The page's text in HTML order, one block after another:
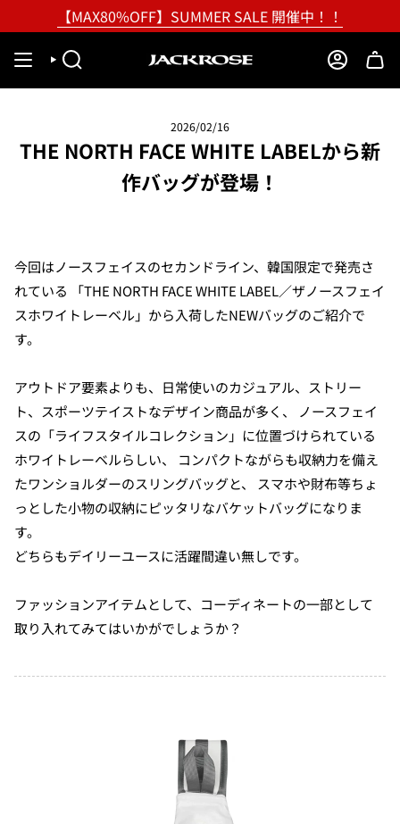
【MAX80%OFF】SUMMER SALE 開催中！！
SEARCH ACCOUNT
2026/02/16
THE NORTH FACE WHITE LABELから新
作バッグが登場！
今回はノースフェイスのセカンドライン、韓国限定で発売さ
れている 「THE NORTH FACE WHITE LABEL／ザノースフェイ
スホワイトレーベル」から入荷したNEWバッグのご紹介で
す。
アウトドア要素よりも、日常使いのカジュアル、ストリー
ト、スポーツテイストなデザイン商品が多く、 ノースフェイ
スの「ライフスタイルコレクション」に位置づけられている
ホワイトレーベルらしい、 コンパクトながらも収納力を備え
たワンショルダーのスリングバッグと、 スマホや財布等ちょ
っとした小物の収納にピッタリなバケットバッグになりま
す。
どちらもデイリーユースに活躍間違い無しです。
ファッションアイテムとして、コーディネートの一部として
取り入れてみてはいかがでしょうか？